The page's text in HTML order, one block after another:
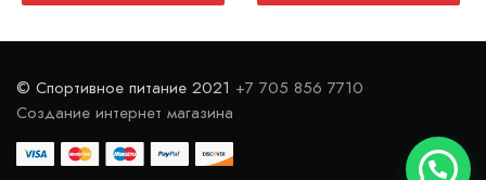
© Спортивное питание 2021 +7 705 856 7710
Создание интернет магазина